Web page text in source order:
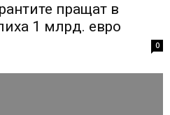
пращат в
1 млрд. евро
0